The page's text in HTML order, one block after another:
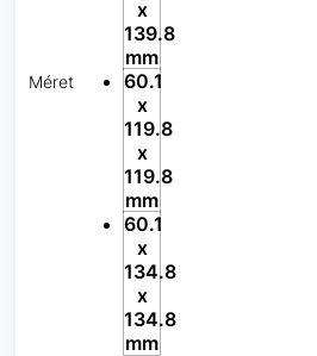
Méret
x
139.8
mm
60.1
x
119.8
x
119.8
mm
60.1
x
134.8
x
134.8
mm